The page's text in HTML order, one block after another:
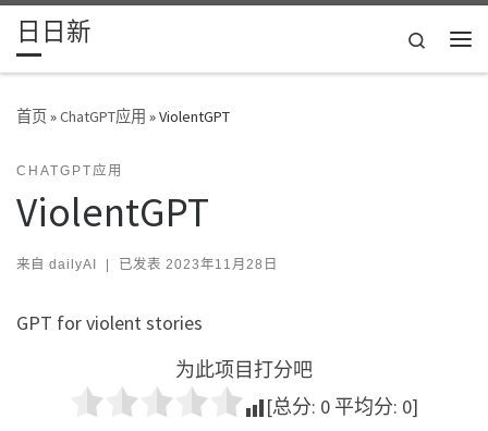
Skip to content
日日新
Search
首页»ChatGPT应用 »ViolentGPT
CHATGPT应用
ViolentGPT
来自 dailyAI | 已发表 2023年11月28日
GPT for violent stories
为此项目打分吧
[总分: 0 平均分: 0]